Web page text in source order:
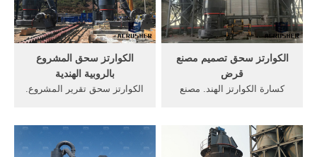
الكوارتزمعدات مطحنة رمل
الكوارتز لإنتاج ...
الكسارات . احصل على السعر
الكوارتز سحق المشروع
بالروبية الهندية
الكوارتز سحق تقرير المشروع.
المشروع childwelfare. كسارة
الكوارتز سحق تصميم مصنع
قرض
كسارة الكوارتز الهند. مصنع
كسارة الكوارتز الهند كسارة
الكوارتز الهند لكل تصميم